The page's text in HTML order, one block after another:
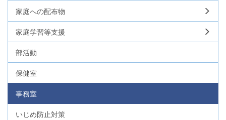
家庭への配布物
家庭学習等支援
部活動
保健室
事務室
いじめ防止対策